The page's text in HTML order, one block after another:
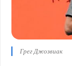
Грег Джозвиак